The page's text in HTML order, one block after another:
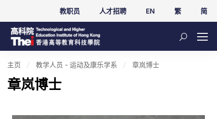
教职员 人才招聘 EN 繁 简
主页 教学人员 - 运动及康乐学系 章岚博士
章岚博士